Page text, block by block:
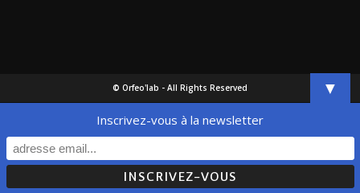
© Orfeo'lab - All Rights Reserved ▼
Inscrivez-vous à la newsletter